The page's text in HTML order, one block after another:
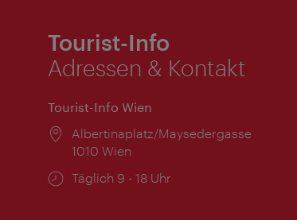
Tourist-Info
Adressen & Kontakt
Tourist-Info Wien
Ort:
Albertinaplatz/Maysedergasse
1010 Wien
Öffnungszeiten:
Täglich 9 - 18 Uhr